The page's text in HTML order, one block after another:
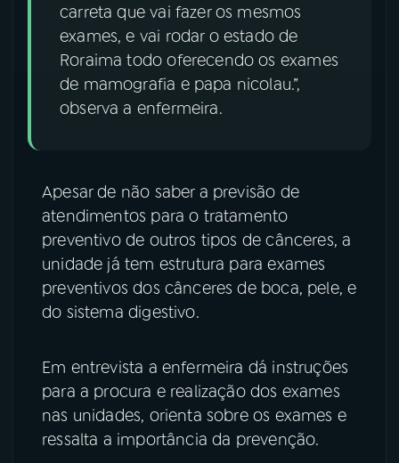
carreta que vai fazer os mesmos
exames, e vai rodar o estado de
Roraima todo oferecendo os exames
de mamografia e papa nicolau.”,
observa a enfermeira.
Apesar de não saber a previsão de
atendimentos para o tratamento
preventivo de outros tipos de cânceres, a
unidade já tem estrutura para exames
preventivos dos cânceres de boca, pele, e
do sistema digestivo.
Em entrevista a enfermeira dá instruções
para a procura e realização dos exames
nas unidades, orienta sobre os exames e
ressalta a importância da prevenção.